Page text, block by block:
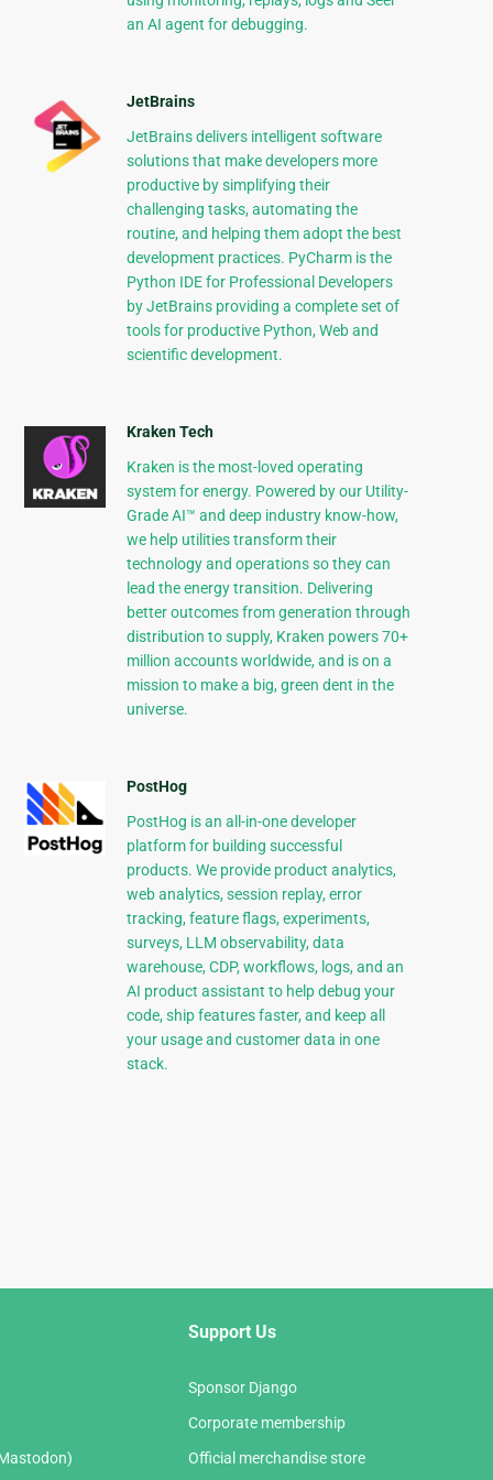
an AI agent for debugging.
JetBrains
JetBrains delivers intelligent software
solutions that make developers more
productive by simplifying their
challenging tasks, automating the
routine, and helping them adopt the best
development practices. PyCharm is the
Python IDE for Professional Developers
by JetBrains providing a complete set of
tools for productive Python, Web and
scientific development.
Kraken Tech
Kraken is the most-loved operating
system for energy. Powered by our Utility-
Grade AI™ and deep industry know-how,
we help utilities transform their
technology and operations so they can
lead the energy transition. Delivering
better outcomes from generation through
distribution to supply, Kraken powers 70+
million accounts worldwide, and is on a
mission to make a big, green dent in the
universe.
PostHog
PostHog is an all-in-one developer
platform for building successful
products. We provide product analytics,
web analytics, session replay, error
tracking, feature flags, experiments,
surveys, LLM observability, data
warehouse, CDP, workflows, logs, and an
AI product assistant to help debug your
code, ship features faster, and keep all
your usage and customer data in one
stack.
Support Us
Sponsor Django
Corporate membership
Official merchandise store